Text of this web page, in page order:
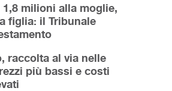
1,8 milioni alla moglie,
figlia: il Tribunale
raccolta al via nelle
più bassi e costi